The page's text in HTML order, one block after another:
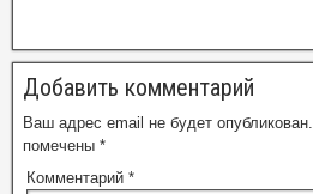
Добавить комментарий
Ваш адрес email не будет опубликован.
помечены *
Комментарий *